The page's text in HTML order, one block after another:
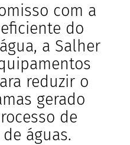
com a
do
a Salher
reduzir o
gerado
de
águas.